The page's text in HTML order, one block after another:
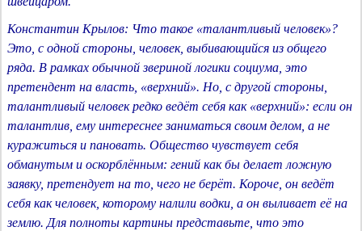
Константин Крылов: Что такое «талантливый человек»?
Это, с одной стороны, человек, выбивающийся из общего
ряда. В рамках обычной звериной логики социума, это
претендент на власть, «верхний». Но, с другой стороны,
талантливый человек редко ведёт себя как «верхний»: если он
талантлив, ему интереснее заниматься своим делом, а не
куражиться и пановать. Общество чувствует себя
обманутым и оскорблённым: гений как бы делает ложную
заявку, претендует на то, чего не берёт. Короче, он ведёт
себя как человек, которому налили водки, а он выливает её на
землю. Для полноты картины представьте, что это